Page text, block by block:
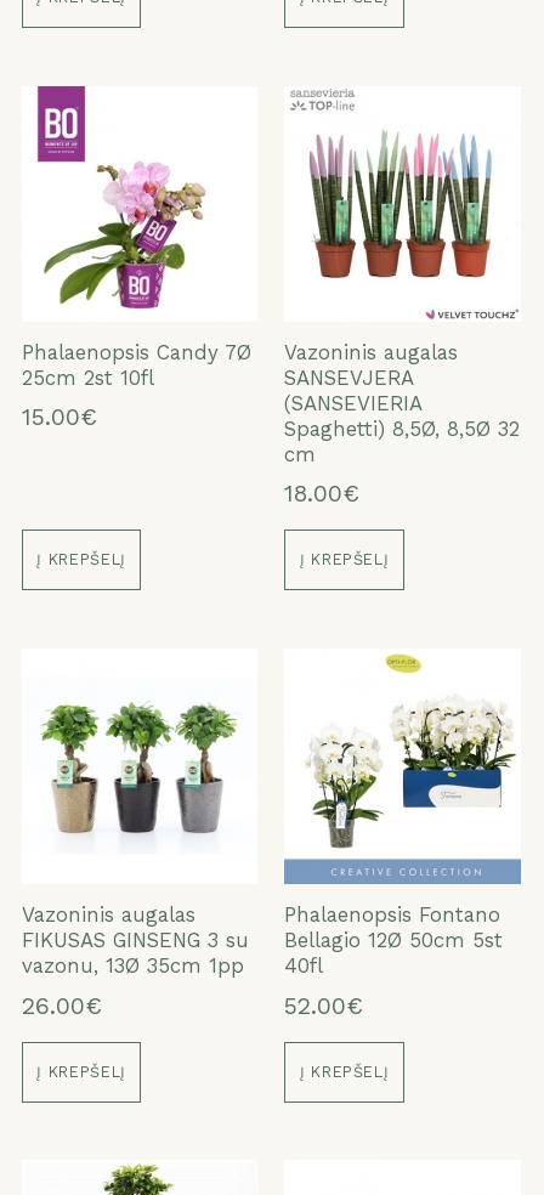
Phalaenopsis Candy 7Ø
25cm 2st 10fl
15.00€
Į KREPŠELĮ
Vazoninis augalas
SANSEVJERA
(SANSEVIERIA
Spaghetti) 8,5Ø, 8,5Ø 32
cm
18.00€
Į KREPŠELĮ
Vazoninis augalas
FIKUSAS GINSENG 3 su
vazonu, 13Ø 35cm 1pp
26.00€
Į KREPŠELĮ
Phalaenopsis Fontano
Bellagio 12Ø 50cm 5st
40fl
52.00€
Į KREPŠELĮ